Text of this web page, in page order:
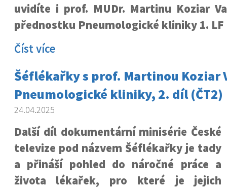
uvidíte i prof. MUDr. Martinu Koziar
přednostku Pneumologické kliniky 1. LF
Číst více
Šéflékařky s prof. Martinou Koziar
Pneumologické kliniky, 2. díl (ČT2)
24.04.2025
Další díl dokumentární minisérie České
televize pod názvem Šéflékařky je tady
a přináší pohled do náročné práce a
života lékařek, pro které je jejich